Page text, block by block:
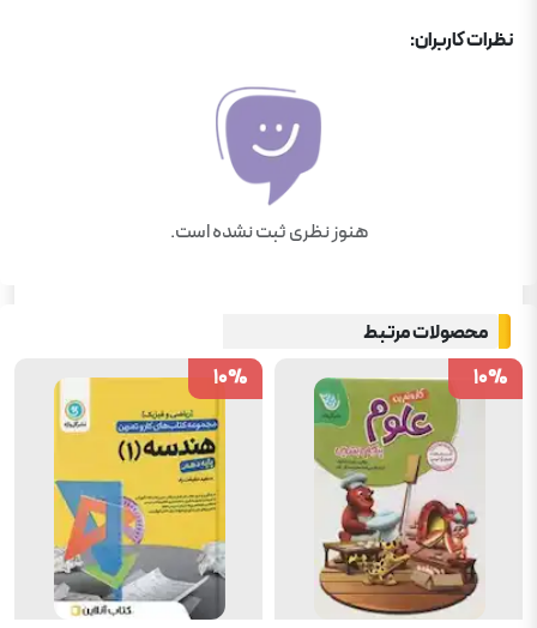
نظرات کاربران:
هنوز نظری ثبت نشده است.
محصولات مرتبط
10%
10%
10%
10%